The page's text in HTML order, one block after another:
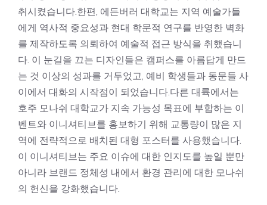
취시켰습니다.한편, 에든버러 대학교는 지역 예술가들
에게 역사적 중요성과 현대 학문적 연구를 반영한 벽화
를 제작하도록 의뢰하여 예술적 접근 방식을 취했습니
다. 이 눈길을 끄는 디자인들은 캠퍼스를 아름답게 만드
는 것 이상의 성과를 거두었고, 예비 학생들과 동문들 사
이에서 대화의 시작점이 되었습니다.다른 대륙에서는
호주 모나쉬 대학교가 지속 가능성 목표에 부합하는 이
벤트와 이니셔티브를 홍보하기 위해 교통량이 많은 지
역에 전략적으로 배치된 대형 포스터를 사용했습니다.
이 이니셔티브는 주요 이슈에 대한 인지도를 높일 뿐만
아니라 브랜드 정체성 내에서 환경 관리에 대한 모나쉬
의 헌신을 강화했습니다.